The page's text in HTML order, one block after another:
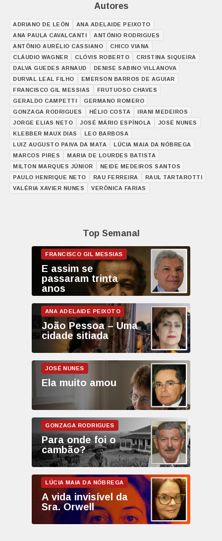
Autores
ADRIANO DE LEÓN
ANA ADELAIDE PEIXOTO
ANA PAULA CAVALCANTI
ANTÓNIO RODRIGUES
ANTÔNIO AURÉLIO CASSIANO
CHICO VIANA
CLÁUDIO WAGNER
CLÓVIS ROBERTO
CRISTINA SIQUEIRA
DALVA GUEDES ARNAUD
DENISE SABINO VILLANOVA
DURVAL LEAL FILHO
EMERSON BARROS DE AGUIAR
FRANCISCO GIL MESSIAS
FRUTUOSO CHAVES
GERALDO CAMPETTI
GERMANO ROMERO
GONZAGA RODRIGUES
HÉLIO COSTA
IRANI MEDEIROS
JORGE ELIAS NETO
JOSÉ MÁRIO ESPÍNOLA
JOSÉ NUNES
KLEBBER MAUX DIAS
LEO BARBOSA
LUIZ AUGUSTO PAIVA DA MATA
LÚCIA MAIA DA NÓBREGA
MARCOS PIRES
MARIA DE LOURDES BATISTA
MILTON MARQUES JÚNIOR
NEIDE MEDEIROS SANTOS
PAULO HENRIQUE NETO
RAU FERREIRA
RAUL TARTAROTTI
VALÉRIA XAVIER NUNES
VERÔNICA FARIAS
Top Semanal
E assim se
passaram trinta
anos
João Pessoa – Uma
cidade sitiada
Ela muito amou
Para onde foi o
cambão?
A vida invisível da
Sra. Orwell